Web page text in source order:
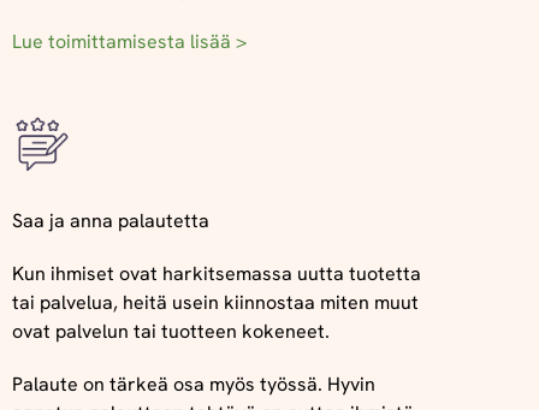
Lue toimittamisesta lisää >
Saa ja anna palautetta
Kun ihmiset ovat harkitsemassa uutta tuotetta
tai palvelua, heitä usein kiinnostaa miten muut
ovat palvelun tai tuotteen kokeneet.
Palaute on tärkeä osa myös työssä. Hyvin